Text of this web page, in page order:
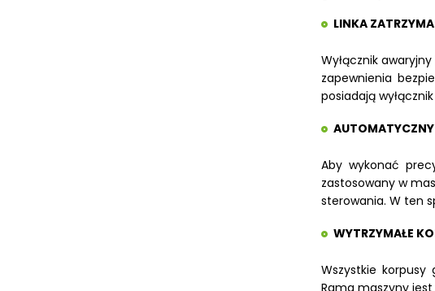
LINKA
Wyłącznik
zapewnienia
posiadają
Aby wykonać
zastosowany w
sterowania. W ten
WYTRZYMAŁE
Wszystkie
Rama maszyny